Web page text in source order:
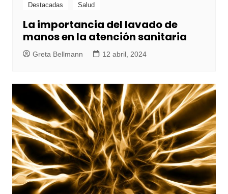
Destacadas Salud
La importancia del lavado de
manos en la atención sanitaria
Greta Bellmann 12 abril, 2024